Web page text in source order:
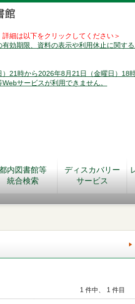
細は以下をクリックしてください＞
有効期限、資料の表示や利用休止に関する
）21時から2026年8月21日（金曜日）18
サービスが利用できません。
内図書館等
統合検索
ディスカバリー
サービス
1 件中、 1 件目